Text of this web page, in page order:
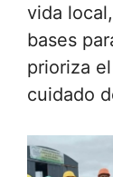
vida
bases
prioriza
cuidado